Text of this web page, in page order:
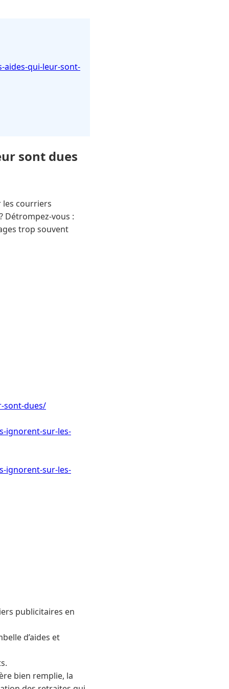
aides-qui-leur-sont-
sont dues
les courriers
Détrompez-vous :
trop souvent
sont-dues/
ignorent-sur-les-
ignorent-sur-les-
publicitaires en
d’aides et
bien remplie, la